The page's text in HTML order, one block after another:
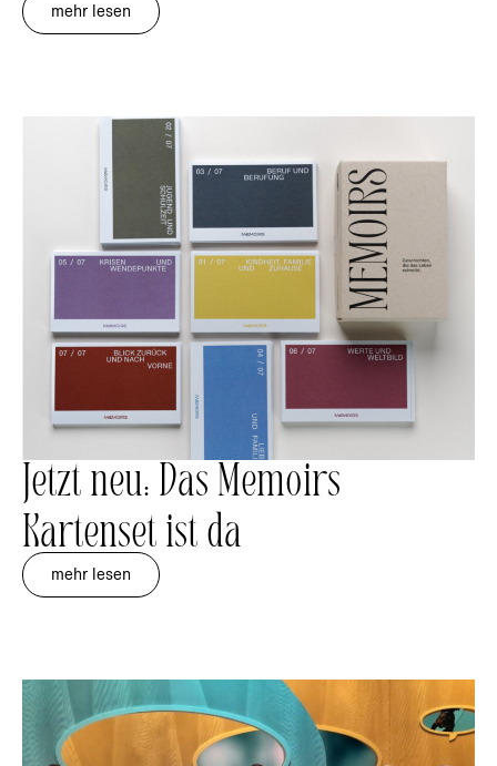
mehr lesen
Jetzt neu: Das Memoirs
Kartenset ist da
mehr lesen